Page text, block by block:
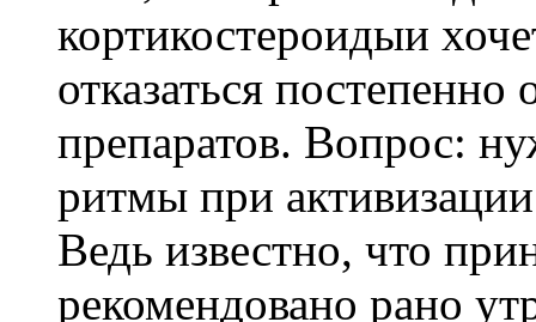
кортикостероидыи
отказаться
препаратов. Вопрос:
ритмы при
Ведь известно, что
рекомендовано рано